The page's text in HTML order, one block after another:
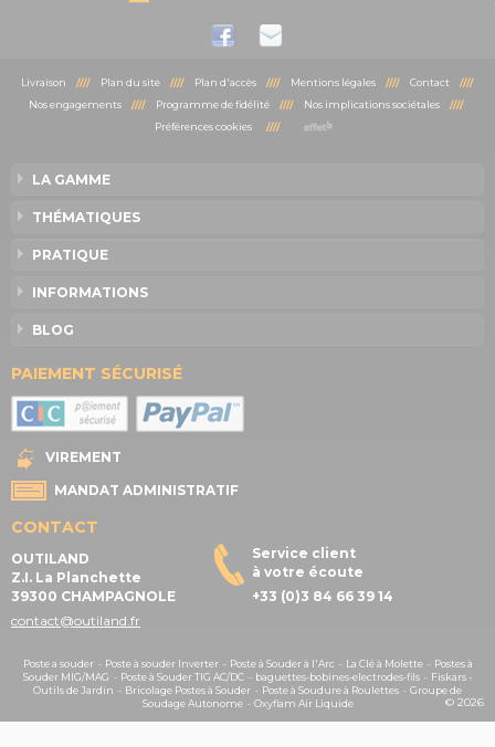
Livraison //// Plan du site //// Plan d'accès //// Mentions légales //// Contact ////
Nos engagements//// Programme de fidélité//// Nos implications sociétales////
Préférences cookies
////
LA GAMME
THÉMATIQUES
PRATIQUE
INFORMATIONS
BLOG
PAIEMENT SÉCURISÉ
VIREMENT
MANDAT ADMINISTRATIF
CONTACT
OUTILAND
Z.I. La Planchette
39300 CHAMPAGNOLE
contact@outiland.fr
Service client
à votre écoute
+33 (0)3 84 66 39 14
Poste a souder- Poste à souder Inverter- Poste à Souder à l'Arc - La Clé à Molette- Postes à
Souder MIG/MAG - Poste à Souder TIG AC/DC - baguettes-bobines-electrodes-fils - Fiskars -
Outils de Jardin - Bricolage Postes à Souder - Poste à Soudure à Roulettes - Groupe de
Soudage Autonome- Oxyflam Air Liquide © 2026